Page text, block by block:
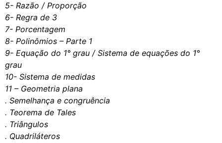
5- Razão / Proporção
6- Regra de 3
7- Porcentagem
8- Polinômios – Parte 1
9- Equação do 1° grau / Sistema de equações do 1°
grau
10- Sistema de medidas
11 – Geometria plana
. Semelhança e congruência
. Teorema de Tales
. Triângulos
. Quadriláteros